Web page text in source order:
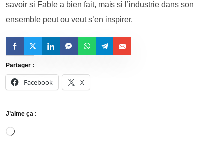
savoir si Fable a bien fait, mais si l’industrie dans son
ensemble peut ou veut s’en inspirer.
Partager :
Facebook X
J’aime ça :